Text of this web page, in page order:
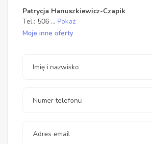
Patrycja Hanuszkiewicz-Czapik
Tel.: 506 ... Pokaż
Moje inne oferty